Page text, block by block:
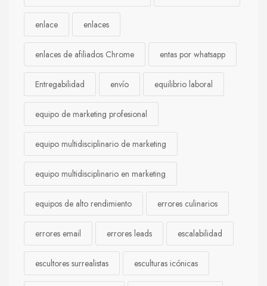
enlace enlaces
enlaces de afiliados Chrome entas por whatsapp
Entregabilidad envío equilibrio laboral
equipo de marketing profesional
equipo multidisciplinario de marketing
equipo multidisciplinario en marketing
equipos de alto rendimiento errores culinarios
errores email errores leads escalabilidad
escultores surrealistas esculturas icónicas